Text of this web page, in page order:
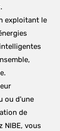
exploitant le
ou d'une
de
NIBE, vous